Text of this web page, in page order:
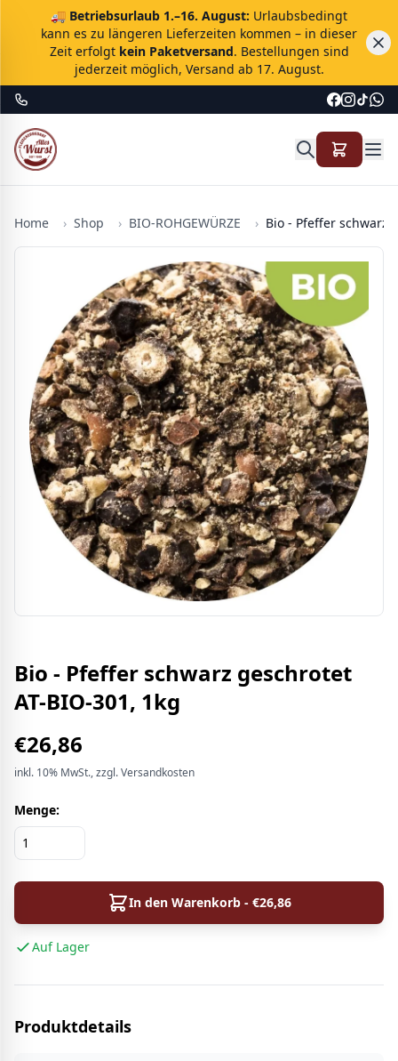
🚚 Betriebsurlaub 1.–16. August: Urlaubsbedingt
kann es zu längeren Lieferzeiten kommen – in dieser
Zeit erfolgt kein Paketversand. Bestellungen sind
jederzeit möglich, Versand ab 17. August.
Home › Shop › BIO-ROHGEWÜRZE › Bio - Pfeffer schwarz
Bio - Pfeffer schwarz geschrotet
AT-BIO-301, 1kg
€26,86
inkl. 10% MwSt., zzgl. Versandkosten
Menge:
In den Warenkorb - €26,86
Auf Lager
Produktdetails